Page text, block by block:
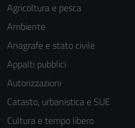
Agricoltura e pesca
Ambiente
Anagrafe e stato civile
Appalti pubblici
Autorizzazioni
Catasto, urbanistica e SUE
Cultura e tempo libero